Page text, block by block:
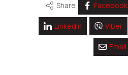
Share Facebook
Linkedin Viber
Email